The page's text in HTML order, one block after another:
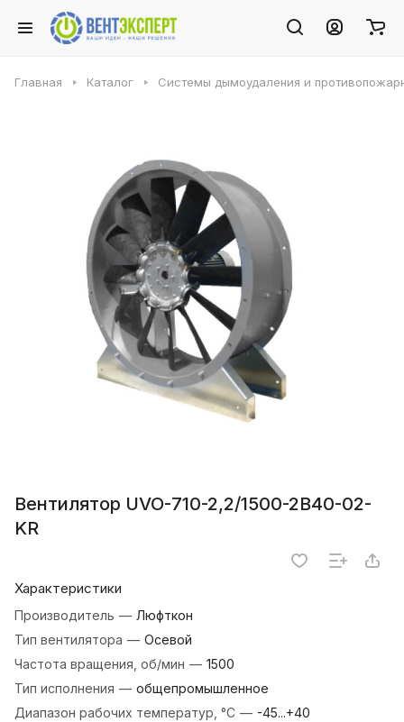
Главная Каталог Системы дымоудаления и
Вентилятор UVO-710-2,2/1500-2В40-02-
KR
Характеристики
Производитель — Люфткон
Тип вентилятора — Осевой
Частота вращения, об/мин — 1500
Тип исполнения — общепромышленное
Диапазон рабочих температур, °С — -45...+40